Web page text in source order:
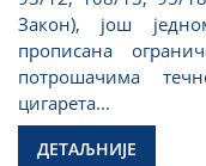
Закон), још
прописана
потрошачима
цигарета...
ДЕТАЉНИЈЕ